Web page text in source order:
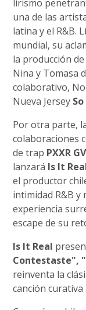
lirismo
una de las
latina y el R&B.
mundial, su
la producción
Nina y Tomasa
colaborativo,
Nueva Jersey
Por otra parte,
colaboraciones
de trap PXXR
lanzará Is It
el productor
intimidad R&B y
experiencia
escape de su
Is It Real
Contestaste",
reinventa la
canción